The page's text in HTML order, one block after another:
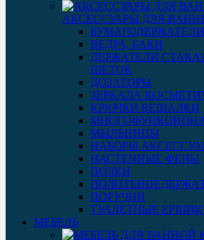
АКСЕССУАРЫ ДЛЯ
БУМАГОДЕРЖАТЕЛИ
ВЕДРА, БАКИ
ДЕРЖАТЕЛИ
ЩЕТОК
ДОЗАТОРЫ
ЗЕРКАЛА
КРЮЧКИ ВЕШАЛКИ
МЫЛЬНИЦЫ
НАБОРЫ
НАСТЕННЫЕ ФЕНЫ
ПОЛКИ
ПОРУЧНИ
ТУАЛЕТНЫЕ
МЕБЕЛЬ